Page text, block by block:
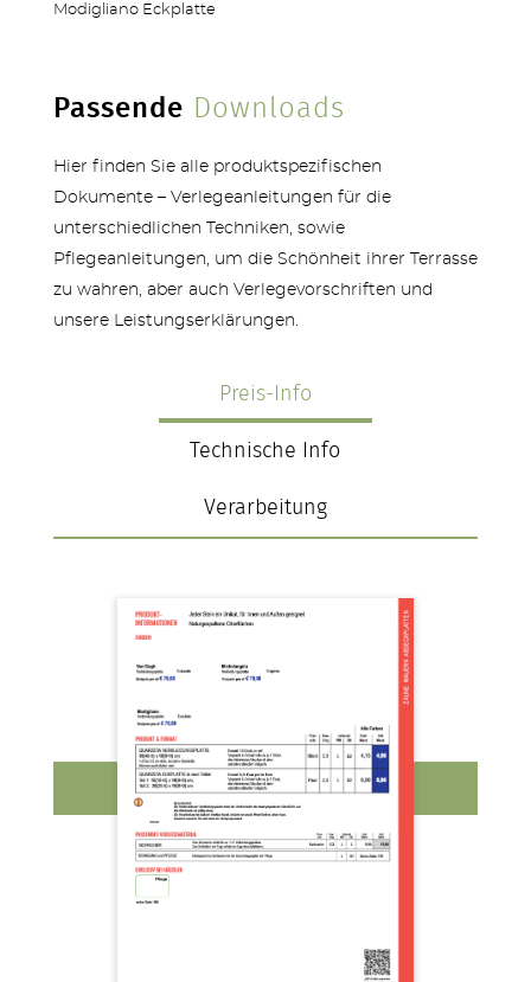
Modigliano Eckplatte
Passende Downloads
Hier finden Sie alle produktspezifischen
Dokumente – Verlegeanleitungen für die
unterschiedlichen Techniken, sowie
Pflegeanleitungen, um die Schönheit ihrer Terrasse
zu wahren, aber auch Verlegevorschriften und
unsere Leistungserklärungen.
Preis-Info
Technische Info
Verarbeitung